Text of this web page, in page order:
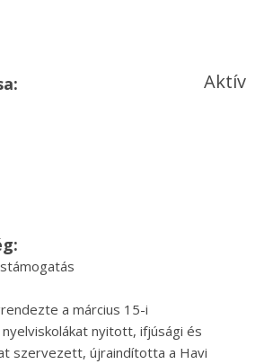
Aktív
a március 15-i
nyitott, ifjúsági és
szervezett, újraindította a Havi